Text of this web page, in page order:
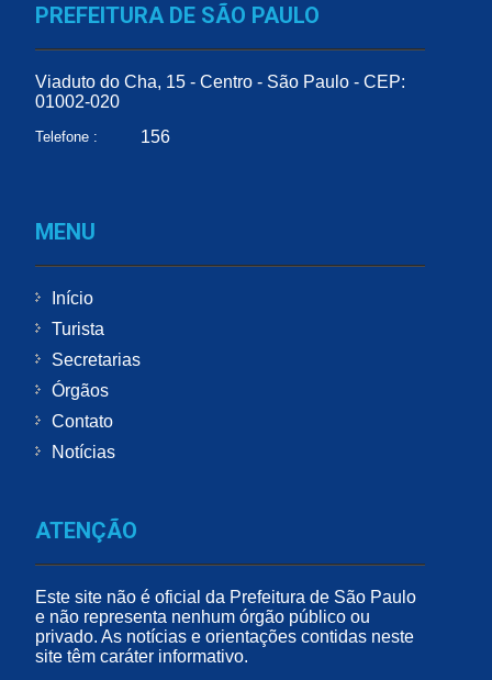
PREFEITURA DE SÃO PAULO
Viaduto do Cha, 15 - Centro - São Paulo - CEP:
01002-020
Telefone : 156
MENU
Início
Turista
Secretarias
Órgãos
Contato
Notícias
ATENÇÃO
Este site não é oficial da Prefeitura de São Paulo
e não representa nenhum órgão público ou
privado. As notícias e orientações contidas neste
site têm caráter informativo.